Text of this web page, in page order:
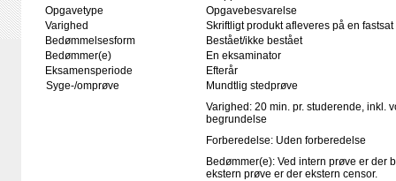
Opgavetype
Opgavebesvarelse
Varighed
Skriftligt produkt afleveres på en
Bedømmelsesform
Bestået/ikke bestået
Bedømmer(e)
En eksaminator
Eksamensperiode
Efterår
Syge-/omprøve
Mundtlig stedprøve
Varighed: 20 min. pr. studerende, inkl.
begrundelse
Forberedelse: Uden forberedelse
Bedømmer(e): Ved intern prøve er der
ekstern prøve er der ekstern censor.